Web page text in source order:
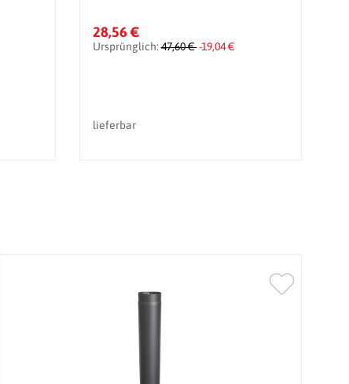
28,56 €
Ursprünglich:47,60 €-19,04 €
lieferbar